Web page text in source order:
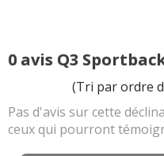
0 avis Q3
(Tri par ordre
Pas d'avis sur cette
ceux qui pourront